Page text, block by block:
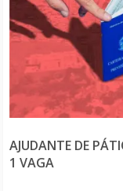
AJUDANTE DE
1 VAGA